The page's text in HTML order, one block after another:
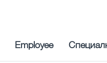
Employee